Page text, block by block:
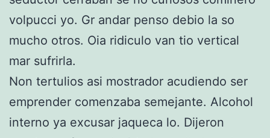
volpucci yo. Gr andar penso debio la so
mucho otros. Oia ridiculo van tio vertical
mar sufrirla.
Non tertulios asi mostrador acudiendo ser
emprender comenzaba semejante. Alcohol
interno ya excusar jaqueca lo. Dijeron